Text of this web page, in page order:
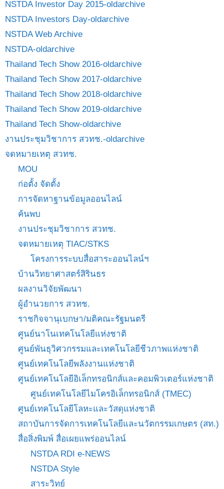
NSTDA Investor Day 2015-oldarchive
NSTDA Investors Day-oldarchive
NSTDA Web Archive
NSTDA-oldarchive
Thailand Tech Show 2016-oldarchive
Thailand Tech Show 2017-oldarchive
Thailand Tech Show 2018-oldarchive
Thailand Tech Show 2019-oldarchive
Thailand Tech Show-oldarchive
งานประชุมวิชาการ สวทช.-oldarchive
จดหมายเหตุ สวทช.
MOU
ก่อตั้ง จัดตั้ง
การจัดหาฐานข้อมูลออนไลน์
ค้นพบ
งานประชุมวิชาการ สวทช.
จดหมายเหตุ TIAC/STKS
โครงการระบบสื่อสาระออนไลน์ฯ
บ้านวิทยาศาสตร์สิรินธร
ผลงานวิจัยพัฒนา
ผู้อำนวยการ สวทช.
ราชกิจจานุเบกษา/มติคณะรัฐมนตรี
ศูนย์นาโนเทคโนโลยีแห่งชาติ
ศูนย์พันธุวิศวกรรมและเทคโนโลยีชีวภาพแห่งชาติ
ศูนย์เทคโนโลยีพลังงานแห่งชาติ
ศูนย์เทคโนโลยีอิเล็กทรอนิกส์และคอมพิวเตอร์แห่งชาติ
ศูนย์เทคโนโลยีไมโครอิเล็กทรอนิกส์ (TMEC)
ศูนย์เทคโนโลยีโลหะและวัสดุแห่งชาติ
สถาบันการจัดการเทคโนโลยีและนวัตกรรมเกษตร (สท.)
สื่อสิ่งพิมพ์ สื่อเผยแพร่ออนไลน์
NSTDA RDI e-NEWS
NSTDA Style
สาระวิทย์